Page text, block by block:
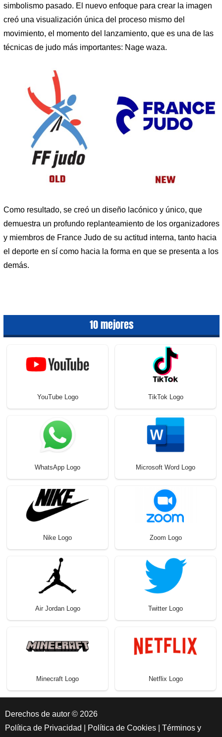
simbolismo pasado. El nuevo enfoque para crear la imagen
creó una visualización única del proceso mismo del
movimiento, el momento del lanzamiento, que es una de las
técnicas de judo más importantes: Nage waza.
Como resultado, se creó un diseño lacónico y único, que
demuestra un profundo replanteamiento de los organizadores
y miembros de France Judo de su actitud interna, tanto hacia
el deporte en sí como hacia la forma en que se presenta a los
demás.
10 mejores
YouTube Logo TikTok Logo
WhatsApp Logo Microsoft Word Logo
Nike Logo Zoom Logo
Air Jordan Logo Twitter Logo
Minecraft Logo Netflix Logo
Derechos de autor © 2026
Política de Privacidad
Política de Cookies Términos y